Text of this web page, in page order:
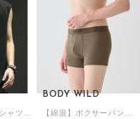
BODY WILD